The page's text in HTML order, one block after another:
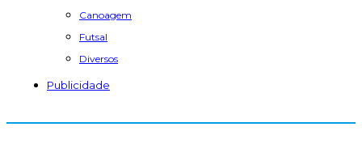
Canoagem
Futsal
Diversos
Publicidade